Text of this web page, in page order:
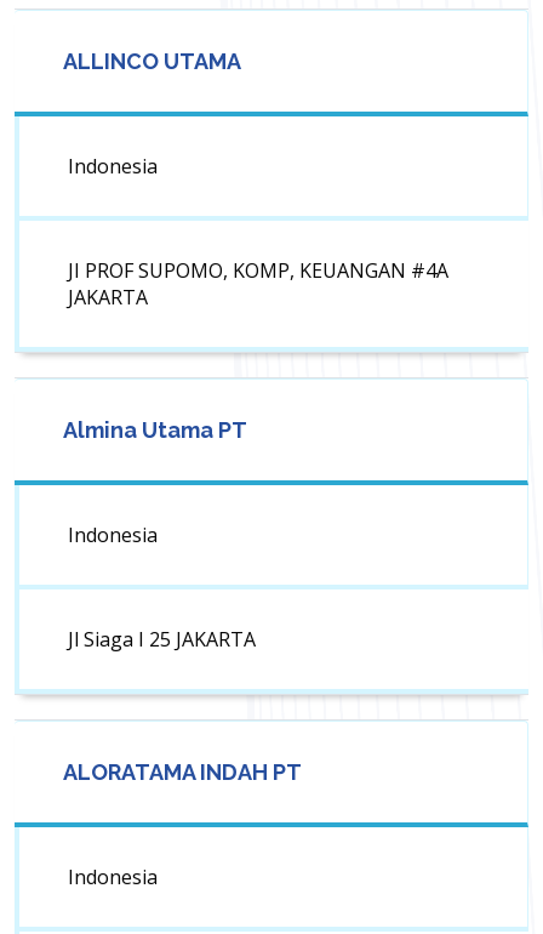
ALLINCO UTAMA
Indonesia
JI PROF SUPOMO, KOMP, KEUANGAN #4A
JAKARTA
Almina Utama PT
Indonesia
Jl Siaga I 25 JAKARTA
ALORATAMA INDAH PT
Indonesia